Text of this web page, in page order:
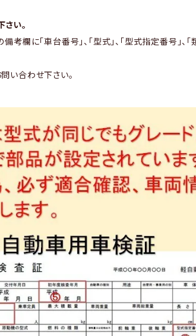
い。
考欄に「車台番号」、「型式」、「型式指定番号」、
い合わせ下さい。